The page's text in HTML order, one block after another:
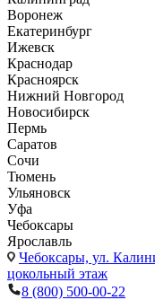
Воронеж
Екатеринбург
Ижевск
Краснодар
Красноярск
Нижний Новгород
Новосибирск
Пермь
Саратов
Сочи
Тюмень
Ульяновск
Уфа
Чебоксары
Ярославль
Чебоксары, ул.
цокольный этаж
8 (800) 500-00-22